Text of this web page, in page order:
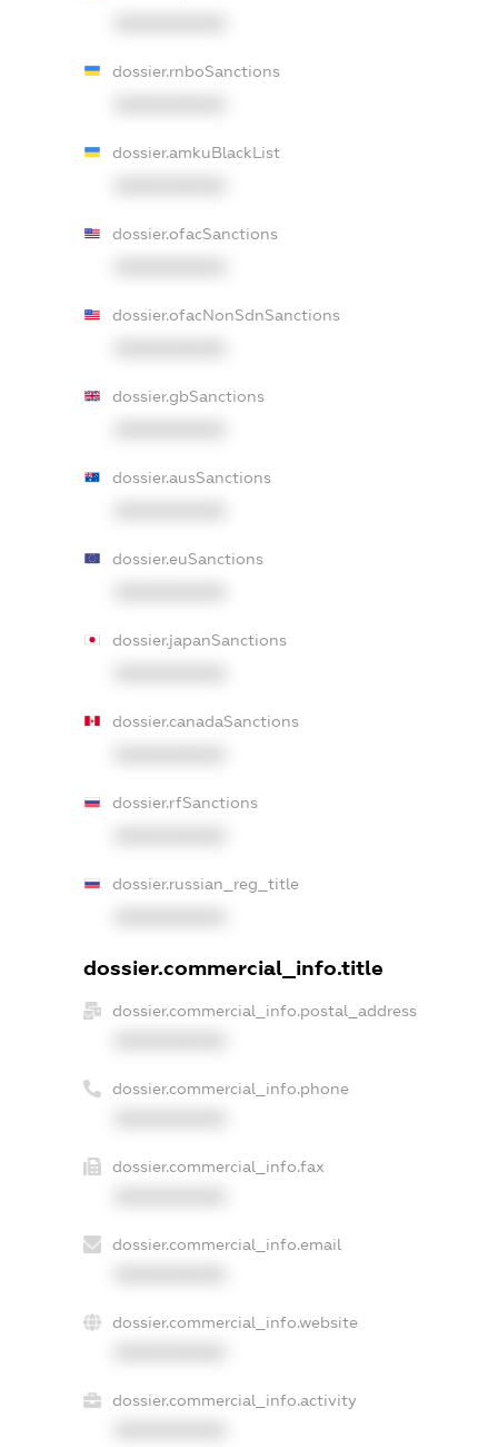
dossier.rnboSanctions
dossier.amkuBlackList
dossier.ofacSanctions
dossier.ofacNonSdnSanctions
dossier.gbSanctions
dossier.ausSanctions
dossier.euSanctions
dossier.japanSanctions
dossier.canadaSanctions
dossier.rfSanctions
dossier.russian_reg_title
dossier.commercial_info.title
dossier.commercial_info.postal_address
dossier.commercial_info.phone
dossier.commercial_info.fax
dossier.commercial_info.email
dossier.commercial_info.website
dossier.commercial_info.activity